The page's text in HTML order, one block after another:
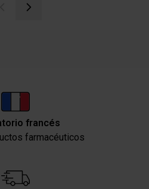
francés
farmacéuticos